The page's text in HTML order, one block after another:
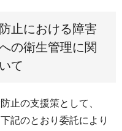
止における障害
の衛生管理に関
て
止の支援策として、
記のとおり委託により